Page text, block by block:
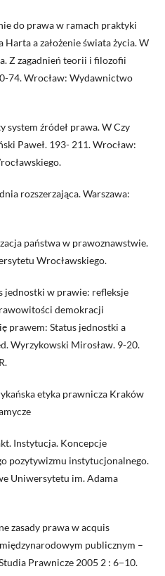
do prawa w ramach praktyki
a założenie świata życia. W
Z zagadnień teorii i filozofii
74. Wrocław: Wydawnictwo
system źródeł prawa. W Czy
Paweł. 193- 211. Wrocław:
rozszerzająca. Warszawa:
państwa w prawoznawstwie.
Wrocławskiego.
jednostki w prawie: refleksje
demokracji
prawem: Status jednostki a
Wyrzykowski Mirosław. 9-20.
etyka prawnicza Kraków
Instytucja. Koncepcje
pozytywizmu instytucjonalnego.
Uniwersytetu im. Adama
zasady prawa w acquis
publicznym –
Prawnicze 2005 2 : 6−10.